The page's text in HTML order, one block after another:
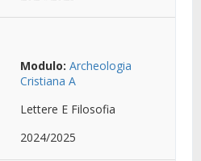
Modulo: Archeologia
Cristiana A
Lettere E Filosofia
2024/2025